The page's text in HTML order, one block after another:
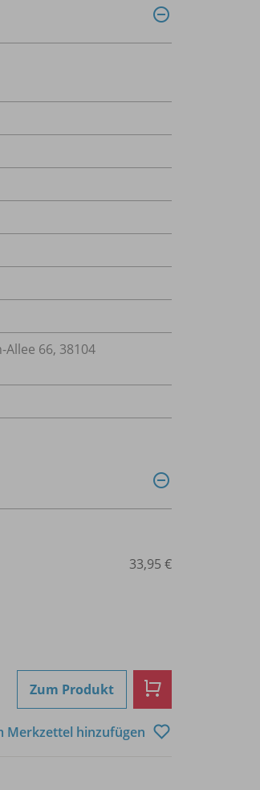
66, 38104
33,95 €
Zum Produkt
Merkzettel hinzufügen